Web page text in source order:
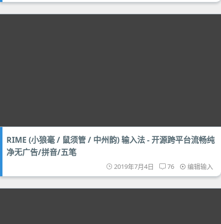
RIME (小狼毫 / 鼠须管 / 中州韵) 输入法 - 开源跨平台流畅纯
净无广告/拼音/五笔
2019年7月4日 76 编辑输入